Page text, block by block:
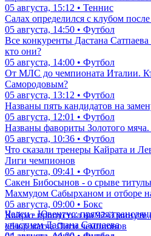
05 августа, 15:12 • Теннис
Салах определился с клубом
05 августа, 14:50 • Футбол
Все конкуренты Дастана Сатпаева
кто они?
05 августа, 14:00 • Футбол
От МЛС до чемпионата Италии.
Самородовым?
05 августа, 13:12 • Футбол
Названы пять кандидатов на
05 августа, 12:01 • Футбол
Названы фавориты Золотого
05 августа, 10:36 • Футбол
Что сказали тренеры Кайрата и
Лиги чемпионов
05 августа, 09:41 • Футбол
Сакен Бибосынов - о срыве
Махмудом Сабырханом и отборе
05 августа, 09:00 • Бокс
Кайрат пропустил на 92-й минуте
обзор матча Лиги чемпионов
Челси - Ювентус: прямая
участием Дастана Сатпаева